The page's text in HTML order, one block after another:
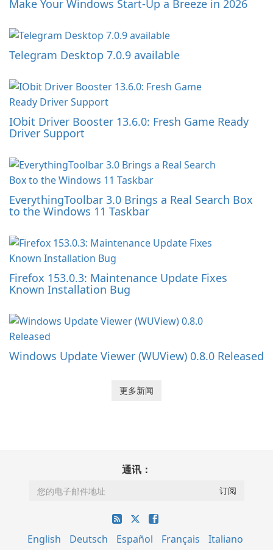
Make Your Windows Start-Up a Breeze in 2026
Telegram Desktop 7.0.9 available
IObit Driver Booster 13.6.0: Fresh Game Ready
Driver Support
EverythingToolbar 3.0 Brings a Real Search Box
to the Windows 11 Taskbar
Firefox 153.0.3: Maintenance Update Fixes
Known Installation Bug
Windows Update Viewer (WUView) 0.8.0 Released
更多新闻
通讯：
English Deutsch Español Français
Italiano